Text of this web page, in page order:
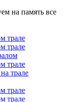
на память все